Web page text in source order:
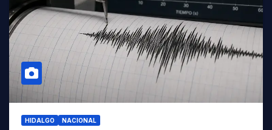
HIDALGO NACIONAL